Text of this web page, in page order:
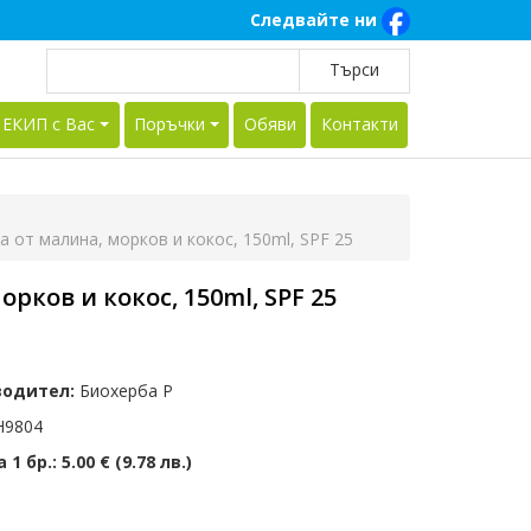
Следвайте ни
с Вас Поръчки Обяви Контакти
малина, морков и кокос, 150ml, SPF 25
и кокос, 150ml, SPF 25
Биохерба Р
1 бр.: 5.00 € (9.78 лв.)